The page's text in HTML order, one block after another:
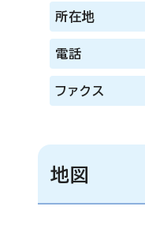
所在地
電話
ファクス
地図